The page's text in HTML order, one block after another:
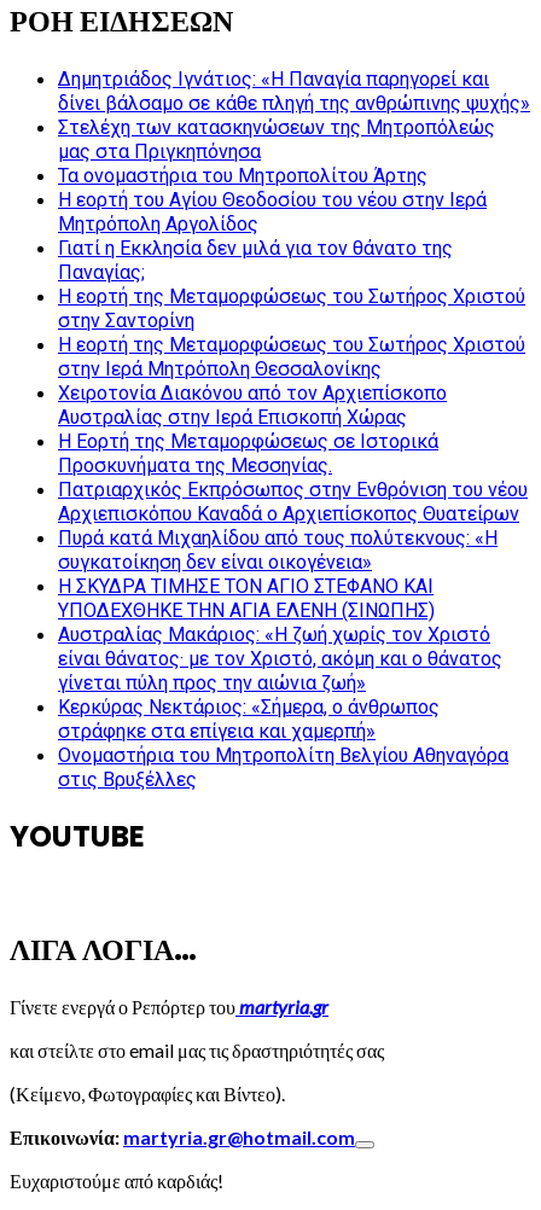
ΡΟΗ ΕΙΔΗΣΕΩΝ
Δημητριάδος Ιγνάτιος: «Η Παναγία παρηγορεί και
δίνει βάλσαμο σε κάθε πληγή της ανθρώπινης ψυχής»
Στελέχη των κατασκηνώσεων της Μητροπόλεώς
μας στα Πριγκηπόνησα
Τα ονομαστήρια του Μητροπολίτου Άρτης
Η εορτή του Αγίου Θεοδοσίου του νέου στην Ιερά
Μητρόπολη Αργολίδος
Γιατί η Εκκλησία δεν μιλά για τον θάνατο της
Παναγίας;
Η εορτή της Μεταμορφώσεως του Σωτήρος Χριστού
στην Σαντορίνη
Η εορτή της Μεταμορφώσεως του Σωτήρος Χριστού
στην Ιερά Μητρόπολη Θεσσαλονίκης
Χειροτονία Διακόνου από τον Αρχιεπίσκοπο
Αυστραλίας στην Ιερά Επισκοπή Χώρας
Η Εορτή της Μεταμορφώσεως σε Ιστορικά
Προσκυνήματα της Μεσσηνίας.
Πατριαρχικός Εκπρόσωπος στην Ενθρόνιση του νέου
Αρχιεπισκόπου Καναδά ο Αρχιεπίσκοπος Θυατείρων
Πυρά κατά Μιχαηλίδου από τους πολύτεκνους: «Η
συγκατοίκηση δεν είναι οικογένεια»
Η ΣΚΥΔΡΑ ΤΙΜΗΣΕ ΤΟΝ ΑΓΙΟ ΣΤΕΦΑΝΟ ΚΑΙ
ΥΠΟΔΕΧΘΗΚΕ ΤΗΝ ΑΓΙΑ ΕΛΕΝΗ (ΣΙΝΩΠΗΣ)
Αυστραλίας Μακάριος: «Η ζωή χωρίς τον Χριστό
είναι θάνατος· με τον Χριστό, ακόμη και ο θάνατος
γίνεται πύλη προς την αιώνια ζωή»
Κερκύρας Νεκτάριος: «Σήμερα, ο άνθρωπος
στράφηκε στα επίγεια και χαμερπή»
Ονομαστήρια του Μητροπολίτη Βελγίου Αθηναγόρα
στις Βρυξέλλες
YOUTUBE
ΛΙΓΑ ΛΟΓΙΑ…
Γίνετε ενεργά ο Ρεπόρτερ τουmartyria.gr
και στείλτε στο email μας τις δραστηριότητές σας
(Κείμενο, Φωτογραφίες και Βίντεο).
Επικοινωνία: martyria.gr@hotmail.com
Ευχαριστούμε από καρδιάς!